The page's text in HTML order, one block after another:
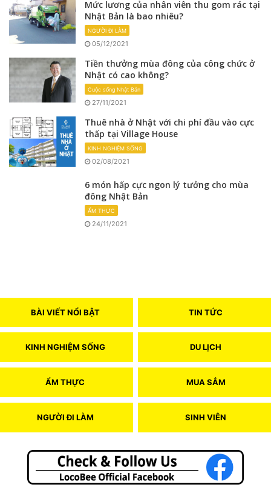
Mức lương của nhân viên thu gom rác tại
Nhật Bản là bao nhiêu?
NGƯỜI ĐI LÀM
05/12/2021
Tiền thưởng mùa đông của công chức ở
Nhật có cao không?
Cuộc sống Nhật Bản
27/11/2021
Thuê nhà ở Nhật với chi phí đầu vào cực
thấp tại Village House
KINH NGHIỆM SỐNG
02/08/2021
6 món hấp cực ngon lý tưởng cho mùa
đông Nhật Bản
ẨM THỰC
24/11/2021
BÀI VIẾT NỔI BẬT TIN TỨC
KINH NGHIỆM SỐNG DU LỊCH
ẨM THỰC MUA SẮM
NGƯỜI ĐI LÀM SINH VIÊN